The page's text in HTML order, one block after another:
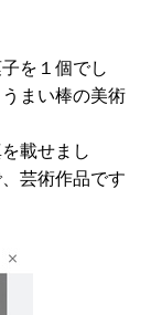
を１個でし
まい棒の美術
載せまし
芸術作品です